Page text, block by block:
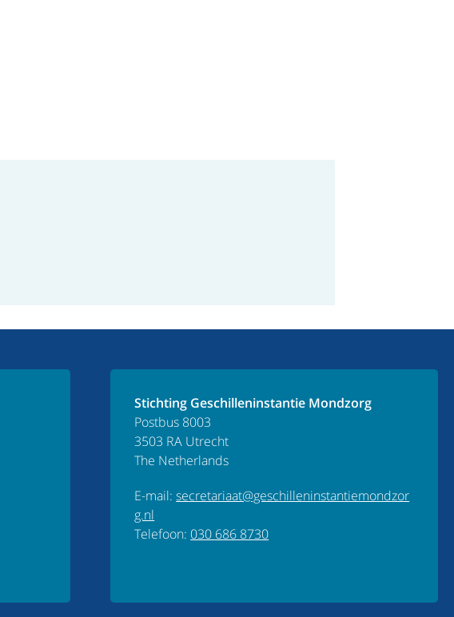
Stichting Geschilleninstantie Mondzorg
Postbus 8003
3503 RA Utrecht
The Netherlands
E-mail:secretariaat@geschilleninstantiemondzor
g.nl
Telefoon: 030 686 8730